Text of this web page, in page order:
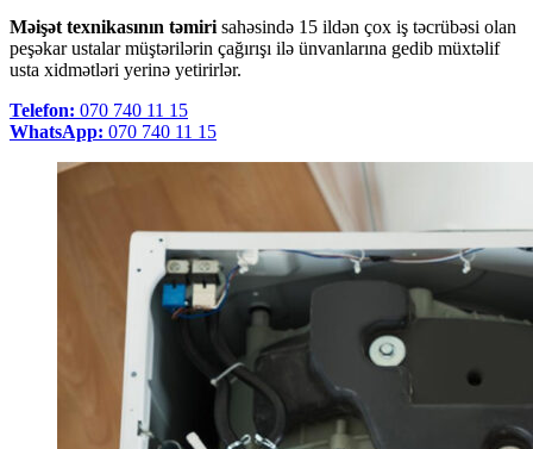
Məişət texnikasının təmiri sahəsində 15 ildən çox iş təcrübəsi olan
peşəkar ustalar müştərilərin çağırışı ilə ünvanlarına gedib müxtəlif
usta xidmətləri yerinə yetirirlər.
Telefon: 070 740 11 15
WhatsApp: 070 740 11 15